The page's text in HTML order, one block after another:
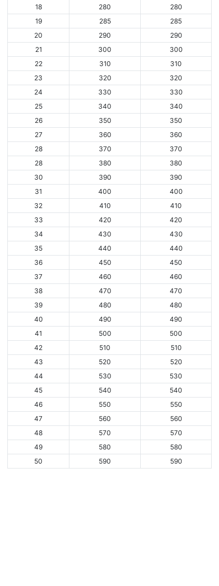
18 280
280
19
285
285
20
290
290
21
300
300
22
310
310
23
320
320
24
330
330
25
340
340
26
350
350
27
360
360
28
370
370
28
380
380
30
390
390
31
400
400
32
410
410
33
420
420
34
430
430
35
440
440
36
450
450
37
460
460
38
470
470
39
480
480
40
490
490
41
500
500
42
510
510
43
520
520
44
530
530
45
540
540
46
550
550
47
560
560
48
570
570
49
580
580
50
590 590